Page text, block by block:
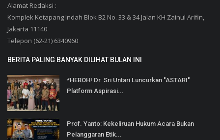
Alamat Redaksi :
Komplek Ketapang Indah Blok B2 No. 33 & 34 Jalan KH Zainul Arifin,
Jakarta 11140
Telepon (62-21) 6340960
BERITA PALING BANYAK DILIHAT BULAN INI
*HEBOH! Dr. Sri Untari Luncurkan "ASTARI"
Platform Aspirasi...
Prof. Yanto: Kekeliruan Hukum Acara Bukan
Pelanggaran Etik...